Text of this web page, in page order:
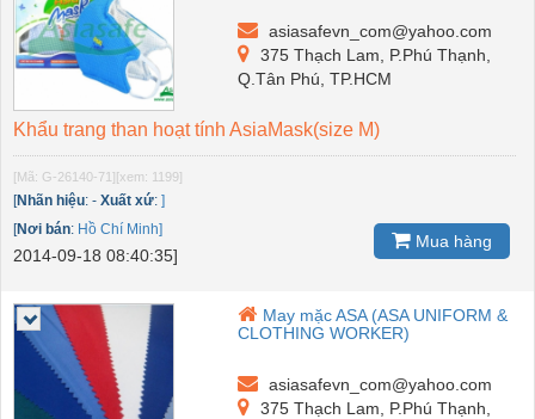
asiasafevn_com@yahoo.com
375 Thạch Lam, P.Phú Thạnh,
Q.Tân Phú, TP.HCM
Khẩu trang than hoạt tính AsiaMask(size M)
[Mã: G-26140-71][xem: 1199]
[Nhãn hiệu: - Xuất xứ: ]
[Nơi bán: Hồ Chí Minh]
2014-09-18 08:40:35]
Mua hàng
May mặc ASA (ASA UNIFORM &
CLOTHING WORKER)
asiasafevn_com@yahoo.com
375 Thạch Lam, P.Phú Thạnh,